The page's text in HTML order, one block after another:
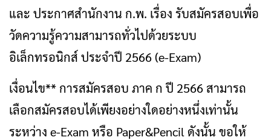
และ ประกาศสำนักงาน ก.พ. เรื่อง รับสมัครสอบเพื่อ
วัดความรู้ความสามารถทั่วไปด้วยระบบ
อิเล็กทรอนิกส์ ประจำปี 2566 (e-Exam)
เงื่อนไข** การสมัครสอบ ภาค ก ปี 2566 สามารถ
เลือกสมัครสอบได้เพียงอย่างใดอย่างหนึ่งเท่านั้น
ระหว่าง e-Exam หรือ Paper&Pencil ดังนั้น ขอให้